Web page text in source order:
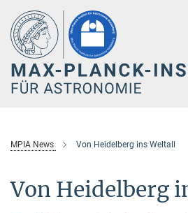
Hauptinhalt
MPIA News Von Heidelberg ins Weltall
Von Heidelberg